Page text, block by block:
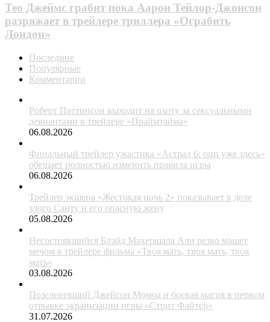
Тео Джеймс грабит пока Аарон Тейлор-Джонсон
разряжает в трейлере триллера «Ограбить
Лондон»
Последние
Популярные
Комментарии
Роберт Паттинсон выходит на охоту за сексуальными
девиантами в трейлере «Праймтайма»
06.08.2026
Финальный трейлер ужастика «Астрал 6: они уже здесь»
обещает полностью изменить правила игры
06.08.2026
Трейлер экшена «Жестокая ночь 2» показывает в деле
злого Санту и его опасную жену
05.08.2026
Несостоявшийся Блэйд Махершала Али резво машет
мечом в трейлере фильма «Твоя мать, твоя мать, твоя
мать»
03.08.2026
Позеленевший Джейсон Момоа и боевая магия в первом
отрывке экранизации игры «Стрит Файтер»
31.07.2026